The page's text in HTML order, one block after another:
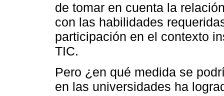
de tomar en cuenta la
con las habilidades
participación en el contexto
TIC.
Pero ¿en qué medida se
en las universidades ha